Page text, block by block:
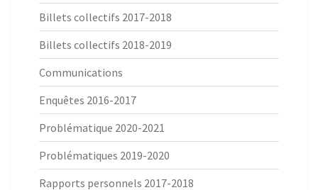
Billets collectifs 2017-2018
Billets collectifs 2018-2019
Communications
Enquêtes 2016-2017
Problématique 2020-2021
Problématiques 2019-2020
Rapports personnels 2017-2018